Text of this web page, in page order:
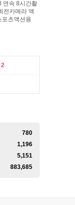
연속 8시간촬
전카메라 액
포츠액션용
2
780
1,196
5,151
883,685